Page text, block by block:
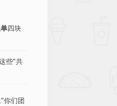
四块
些“共
你们团